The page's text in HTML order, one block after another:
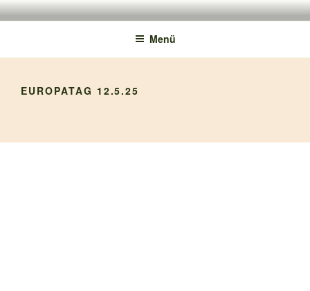
150 JAHRE TMS
Menü
EUROPATAG 12.5.25